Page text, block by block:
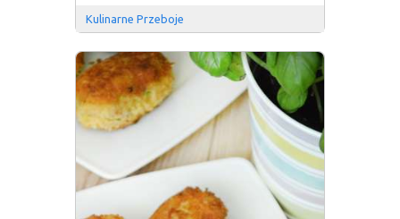
Kulinarne Przeboje